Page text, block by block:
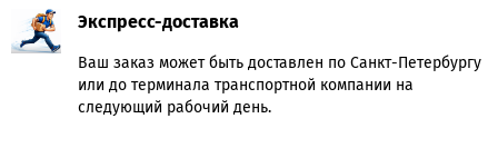
Экспресс-доставка
Ваш заказ может быть доставлен по Санкт-Петербургу
или до терминала транспортной компании на
следующий рабочий день.